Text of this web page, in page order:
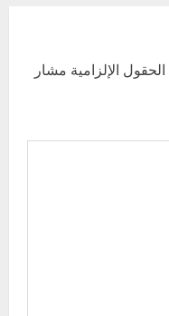
الحقول الإلزامية مشار